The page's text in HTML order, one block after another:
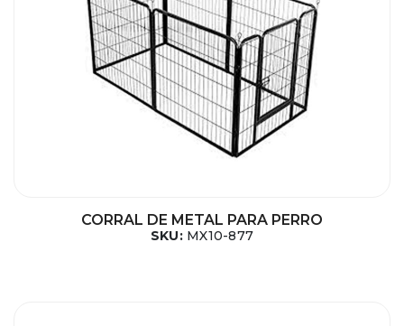
CORRAL DE METAL PARA PERRO
SKU: MX10-877